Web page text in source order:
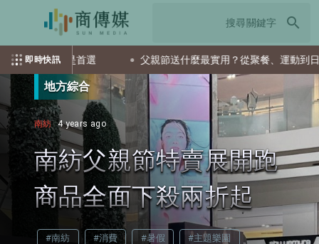
search
即時快訊
會是首選 父親節送什麼最實用？從聚餐、運動到日常營養 4
地方綜合
南紡 4 years ago
南紡父親節特賣展開跑
商品全面下殺兩折起
#南紡 #消費 #暑假 #主題樂園